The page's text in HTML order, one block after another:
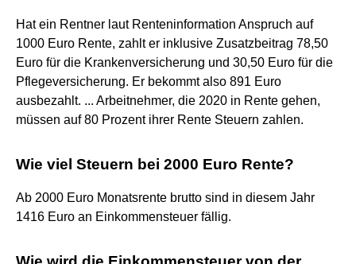
Hat ein Rentner laut Renteninformation Anspruch auf
1000 Euro Rente, zahlt er inklusive Zusatzbeitrag 78,50
Euro für die Krankenversicherung und 30,50 Euro für die
Pflegeversicherung. Er bekommt also 891 Euro
ausbezahlt. ... Arbeitnehmer, die 2020 in Rente gehen,
müssen auf 80 Prozent ihrer Rente Steuern zahlen.
Wie viel Steuern bei 2000 Euro Rente?
Ab 2000 Euro Monatsrente brutto sind in diesem Jahr
1416 Euro an Einkommensteuer fällig.